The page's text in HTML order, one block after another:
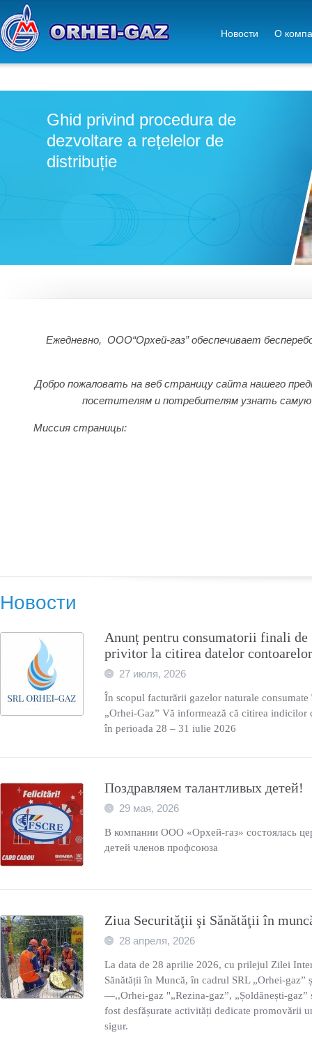
Новости О
Ghid privind procedura de
dezvoltare a rețelelor de
distribuție
Ежедневно, ООО“Орхей-газ” обеспечивает
Добро пожаловать на веб страницу сайта нашего
посетителям и потребителям узнать
Миссия страницы:
Новости
Anunț pentru consumatorii finali de
privitor la citirea datelor
27 июля, 2026
În scopul facturării gazelor naturale
„Orhei-Gaz” Vă informează că citirea indicilor
în perioada 28 – 31 iulie 2026
Поздравляем талантливых детей!
29 мая, 2026
В компании ООО «Орхей-газ» состоялась
детей членов профсоюза
Ziua Securităţii şi Sănătăţii în
28 апреля, 2026
La data de 28 aprilie 2026, cu prilejul Zilei
Sănătății în Muncă, în cadrul SRL „Orhei-gaz”
—,,Orhei-gaz "„Rezina-gaz”, „Șoldănești-
fost desfășurate activități dedicate promovării
sigur.